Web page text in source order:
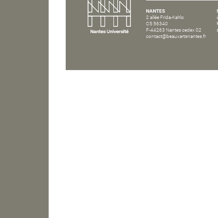
NANTES
2 allée Frida-Kahlo
CS 56340
F-44263 Nantes cedex 02
contact@beauxartsnantes.fr